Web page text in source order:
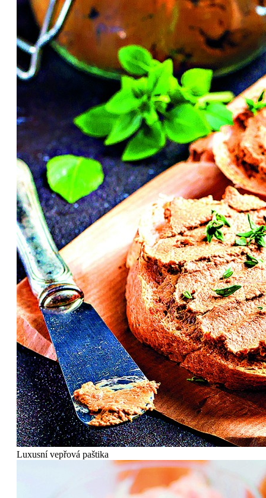
Luxusní vepřová paštika